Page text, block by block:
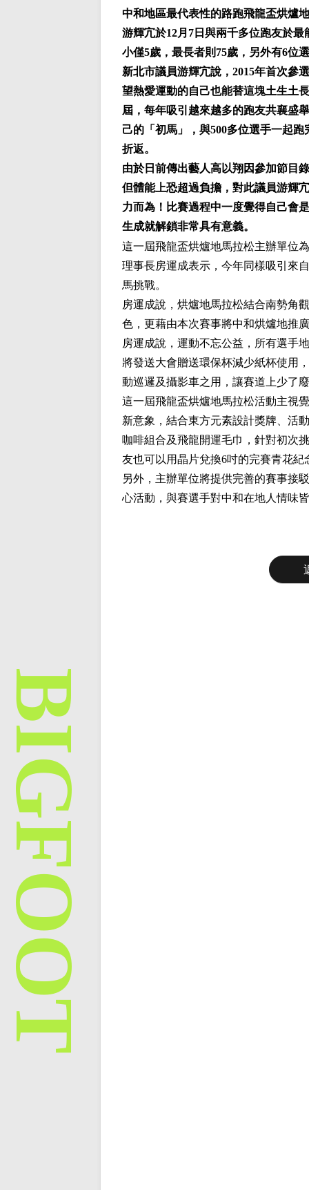
中和地區最代表性的路跑飛龍盃烘爐
游輝宂於12月7日與兩千多位跑友於
小僅5歲，最長者則75歲，另外有6位
新北市議員游輝宂說，2015年首次參
望熱愛運動的自己也能替這塊土生土
屆，每年吸引越來越多的跑友共襄盛
己的「初馬」，與500多位選手一起
折返。
由於日前傳出藝人高以翔因參加節目
但體能上恐超過負擔，對此議員游輝
力而為！比賽過程中一度覺得自己會
生成就解鎖非常具有意義。
這一屆飛龍盃烘爐地馬拉松主辦單位
理事長房運成表示，今年同樣吸引來
馬挑戰。
房運成說，烘爐地馬拉松結合南勢角
色，更藉由本次賽事將中和烘爐地推
房運成說，運動不忘公益，所有選手
將發送大會贈送環保杯減少紙杯使用
動巡邏及攝影車之用，讓賽道上少了
這一屆飛龍盃烘爐地馬拉松活動主視
新意象，結合東方元素設計獎牌、活
咖啡組合及飛龍開運毛巾，針對初次
友也可以用晶片兌換6吋的完賽青花紀
另外，主辦單位將提供完善的賽事接
心活動，與賽選手對中和在地人情味